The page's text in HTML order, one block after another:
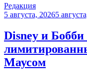
Редакция
5 августа, 20265
Disney и
Маусом